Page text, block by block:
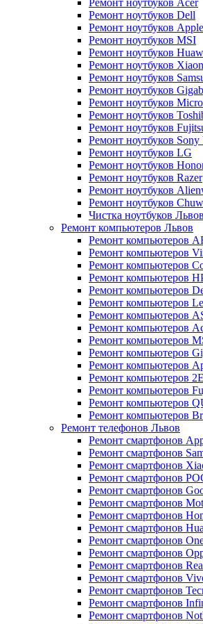
Ремонт ноутбуков Acer
Ремонт ноутбуков Dell
Ремонт ноутбуков
Ремонт ноутбуков MSI
Ремонт ноутбуков
Ремонт ноутбуков
Ремонт ноутбуков
Ремонт ноутбуков
Ремонт ноутбуков
Ремонт ноутбуков
Ремонт ноутбуков
Ремонт ноутбуков Sony
Ремонт ноутбуков LG
Ремонт ноутбуков
Ремонт ноутбуков Razer
Ремонт ноутбуков
Ремонт ноутбуков
Чистка ноутбуков Львов
Ремонт компьютеров Львов
Ремонт компьютеров
Ремонт компьютеров
Ремонт компьютеров
Ремонт компьютеров
Ремонт компьютеров
Ремонт компьютеров
Ремонт компьютеров
Ремонт компьютеров
Ремонт компьютеров
Ремонт компьютеров
Ремонт компьютеров
Ремонт компьютеров 2E
Ремонт компьютеров
Ремонт компьютеров
Ремонт компьютеров
Ремонт телефонов Львов
Ремонт смартфонов
Ремонт смартфонов
Ремонт смартфонов
Ремонт смартфонов
Ремонт смартфонов
Ремонт смартфонов
Ремонт смартфонов
Ремонт смартфонов
Ремонт смартфонов
Ремонт смартфонов
Ремонт смартфонов
Ремонт смартфонов
Ремонт смартфонов
Ремонт смартфонов
Ремонт смартфонов